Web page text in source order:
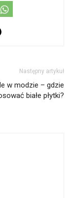
Następny artykuł
w modzie – gdzie
białe płytki?